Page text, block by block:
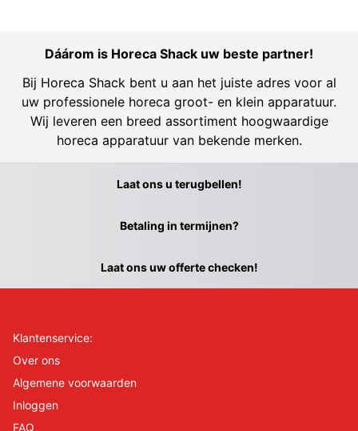
Dáárom is Horeca Shack uw beste partner!
Bij Horeca Shack bent u aan het juiste adres voor al
uw professionele horeca groot- en klein apparatuur.
Wij leveren een breed assortiment hoogwaardige
horeca apparatuur van bekende merken.
Laat ons u terugbellen!
Betaling in termijnen?
Laat ons uw offerte checken!
Klantenservice:
Over ons
Algemene voorwaarden
Inloggen
FAQ